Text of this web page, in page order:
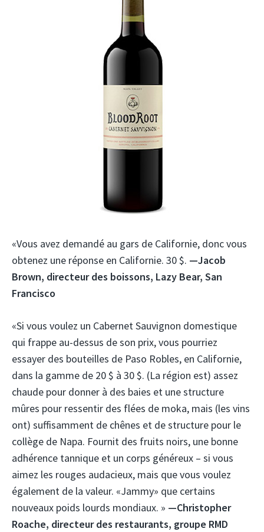
«Vous avez demandé au gars de Californie, donc vous
obtenez une réponse en Californie. 30 $. —Jacob
Brown, directeur des boissons, Lazy Bear, San
Francisco
«Si vous voulez un Cabernet Sauvignon domestique
qui frappe au-dessus de son prix, vous pourriez
essayer des bouteilles de Paso Robles, en Californie,
dans la gamme de 20 $ à 30 $. (La région est) assez
chaude pour donner à des baies et une structure
mûres pour ressentir des flées de moka, mais (les vins
ont) suffisamment de chênes et de structure pour le
collège de Napa. Fournit des fruits noirs, une bonne
adhérence tannique et un corps généreux – si vous
aimez les rouges audacieux, mais que vous voulez
également de la valeur. «Jammy» que certains
nouveaux poids lourds mondiaux. » —Christopher
Roache, directeur des restaurants, groupe RMD